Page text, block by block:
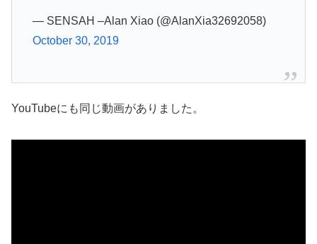
— SENSAH –Alan Xiao (@AlanXia32692058)
October 30, 2019
YouTubeにも同じ動画がありました。